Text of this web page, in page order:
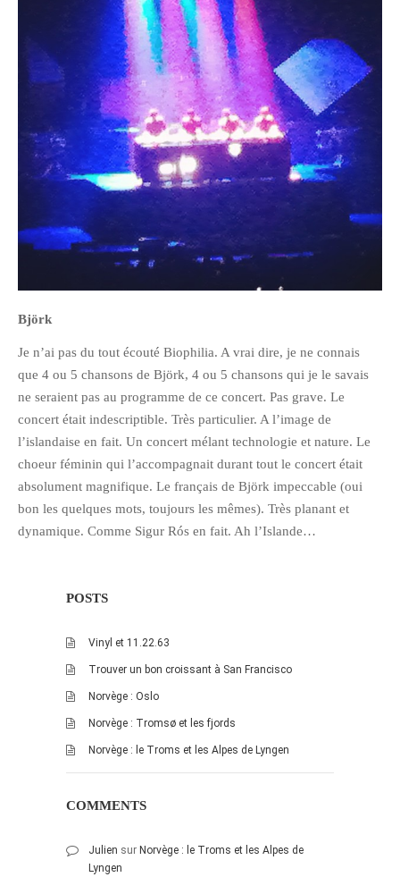
octobre 2010
juin 2010
mai 2010
mars 2010
février 2010
octobre 2009
août 2009
juillet 2009
juin 2009
mai 2009
avril 2009
janvier 2009
novembre 2008
Björk
Je n’ai pas du tout écouté Biophilia. A vrai dire, je ne connais
que 4 ou 5 chansons de Björk, 4 ou 5 chansons qui je le savais
ne seraient pas au programme de ce concert. Pas grave. Le
concert était indescriptible. Très particulier. A l’image de
l’islandaise en fait. Un concert mélant technologie et nature. Le
choeur féminin qui l’accompagnait durant tout le concert était
absolument magnifique. Le français de Björk impeccable (oui
bon les quelques mots, toujours les mêmes). Très planant et
dynamique. Comme Sigur Rós en fait. Ah l’Islande…
POSTS
Vinyl et 11.22.63
Trouver un bon croissant à San Francisco
Norvège : Oslo
Norvège : Tromsø et les fjords
Norvège : le Troms et les Alpes de Lyngen
COMMENTS
Julien sur Norvège : le Troms et les Alpes de
Lyngen